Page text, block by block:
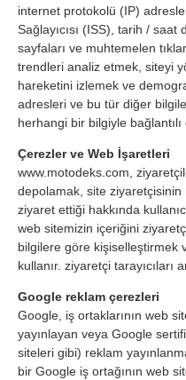
internet protokolü (IP)
Sağlayıcısı (ISS), tarih / saat
sayfaları ve muhtemelen
trendleri analiz etmek, siteyi
hareketini izlemek ve
adresleri ve bu tür diğer
herhangi bir bilgiyle bağlantılı
Çerezler ve Web İşaretleri
www.motodeks.com,
depolamak, site
ziyaret ettiği hakkında
web sitemizin içeriğini
bilgilere göre kişiselleştirmek
kullanır. ziyaretçi tarayıcıları
Google reklam çerezleri
Google, iş ortaklarının web
yayınlayan veya Google
siteleri gibi) reklam
bir Google iş ortağının web